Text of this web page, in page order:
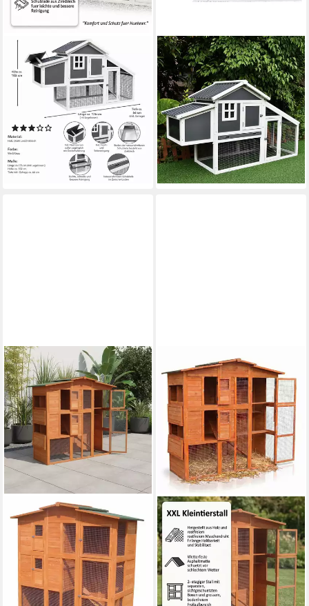
MUCOLA
Kleintierkäfig Hühnerstall
Hühnerhaus Geflügelstall
Legenest Eiablage Küken,
176x102x66 cm
(3)
144,80 € UVP229,90 €
-37%
lieferbar - in 3-4 Werktagen bei dir
FEEL2HOME
Kleintierkäfig Hühnerstall
Grau Weiß Freilaufgehege
Geflügelvoliere Haus
Hasenkäfig, 176x102x66 cm
144,80 €
UVP229,90 €
-37%
lieferbar - in 3-4 Werktagen bei dir